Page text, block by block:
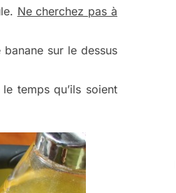
Ne cherchez pas à
sur le dessus
temps qu’ils soient